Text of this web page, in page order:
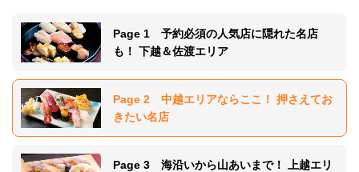
Page 1 予約必須の人気店に隠れた名店
も！ 下越＆佐渡エリア
Page 2 中越エリアならここ！ 押さえてお
きたい名店
Page 3 海沿いから山あいまで！ 上越エリ